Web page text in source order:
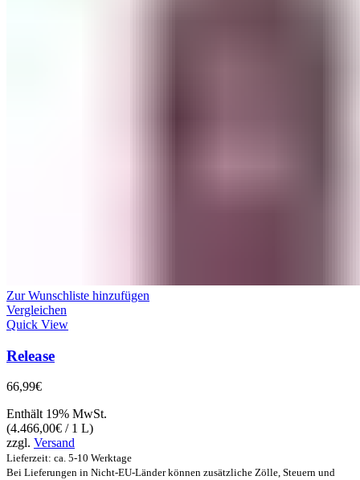
Zur Wunschliste hinzufügen
Vergleichen
Quick View
Release
66,99€
Enthält 19% MwSt.
(4.466,00€ / 1 L)
zzgl. Versand
Lieferzeit: ca. 5-10 Werktage
Bei Lieferungen in Nicht-EU-Länder können zusätzliche Zölle, Steuern und